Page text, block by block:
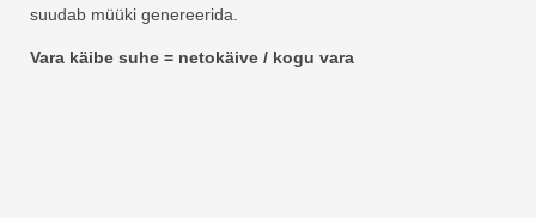
suudab müüki genereerida.
Vara käibe suhe = netokäive / kogu vara